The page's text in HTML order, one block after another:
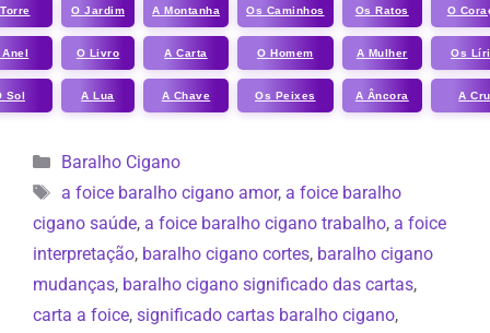
O Jardim A Montanha Os Caminhos Os Ratos O
Anel O Livro A Carta O Homem A Mulher Os
Sol A Lua A Chave Os Peixes A Âncora A
Categorias
Baralho Cigano
Tags
a foice baralho cigano amor, a foice baralho
cigano saúde, a foice baralho cigano trabalho, a foice
interpretação, baralho cigano cortes, baralho cigano
mudanças, baralho cigano significado das cartas,
carta a foice, significado cartas baralho cigano,